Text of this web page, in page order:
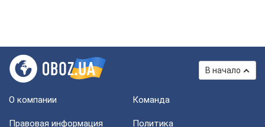
В начало
О компании Команда
Правовая информация
Политика